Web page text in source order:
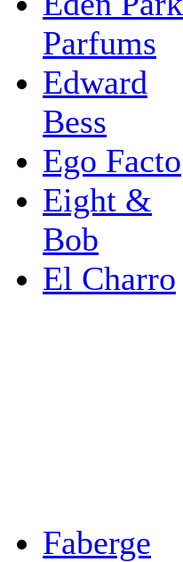
Parfums
Edward
Bess
Ego Facto
Eight &
Bob
El Charro
Faberge